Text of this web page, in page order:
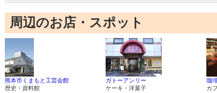
周辺のお店・スポット
熊本市くまもと工芸会館
歴史・資料館
ガトーアンリー
ケーキ・洋菓子
珈
カ